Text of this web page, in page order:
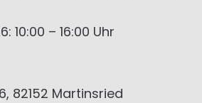
10:00 – 16:00 Uhr
82152 Martinsried